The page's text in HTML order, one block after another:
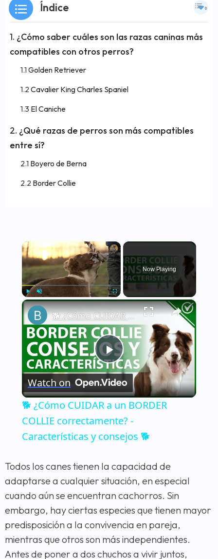
Índice
¿Cómo saber cuáles son las razas caninas más
compatibles con otros perros?
Golden Retriever
Cavalier King Charles Spaniel
El Caniche
¿Qué razas de perros son más compatibles
entre sí?
Boyero de Berna
Border Collie
×
Play Unmute Fullscreen
Now Playing
×
Play
Video
🐕 ¿Cómo CUIDAR a un BORDER COLLIE correctamente? - Características y consejos 🐕
Watch on
🐕 ¿Cómo CUIDAR a un BORDER
COLLIE correctamente? -
Características y consejos 🐕
Todos los canes tienen la capacidad de
adaptarse a cualquier situación, en especial
cuando aún se encuentran cachorros. Sin
embargo, hay ciertas especies que tienen mayor
predisposición a la convivencia en pareja,
mientras que otros son más independientes.
Antes de poner a dos chuchos a vivir juntos,